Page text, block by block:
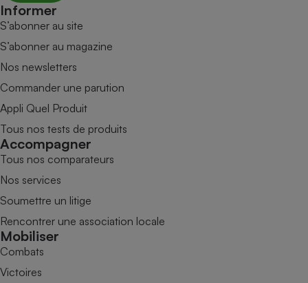
Informer
S’abonner au site
S’abonner au magazine
Nos newsletters
Commander une parution
Appli Quel Produit
Tous nos tests de produits
Accompagner
Tous nos comparateurs
Nos services
Soumettre un litige
Rencontrer une association locale
Mobiliser
Combats
Victoires